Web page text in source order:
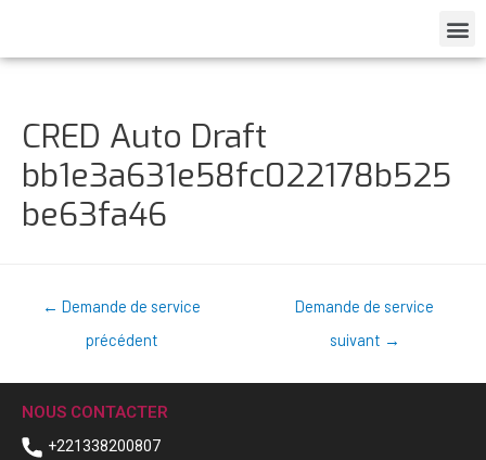
CRED Auto Draft
bb1e3a631e58fc022178b525
be63fa46
← Demande de service
précédent
Demande de service
suivant →
NOUS CONTACTER
+221338200807